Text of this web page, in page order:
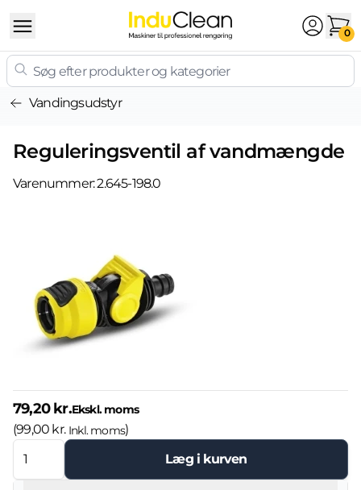
0
Vandingsudstyr
Reguleringsventil af vandmængde
Varenummer:2.645-198.0
79,20 kr.Ekskl. moms
(99,00 kr. Inkl. moms)
Læg i kurven